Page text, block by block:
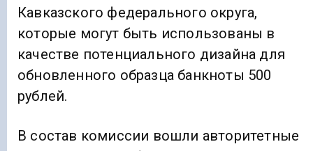
Кавказского федерального округа,
которые могут быть использованы в
качестве потенциального дизайна для
обновленного образца банкноты 500
рублей.
В состав комиссии вошли авторитетные